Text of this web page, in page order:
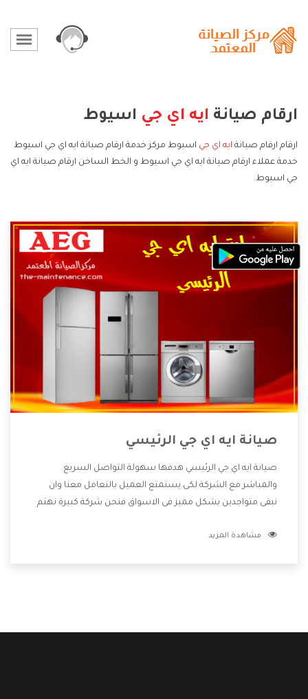
ارقام صيانة ايه اي جي اسيوط
ارقام ارقام صيانة ايه اي جي اسيوط مركز خدمة ارقام صيانة ايه اي جي اسيوط
خدمة عملاء ارقام صيانة ايه اي جي اسيوط و الخط الساخن ارقام صيانة ايه اي
جي اسيوط.
صيانة ايه اي جي الرئيسي
صيانة ايه اي جي الرئيسي هدفها سهولة التواصل السريع
والمباشر مع الشركة لكى يستمتع العميل بالتعامل معنا وان
نبقى متواجدين بشكل مميز فى الاسواق فنحن شركة كبيرة نهتم
الشركة بها والتى تكون منها خدمة الصيانة التى تكون من أهم
مشاهدة المزيد